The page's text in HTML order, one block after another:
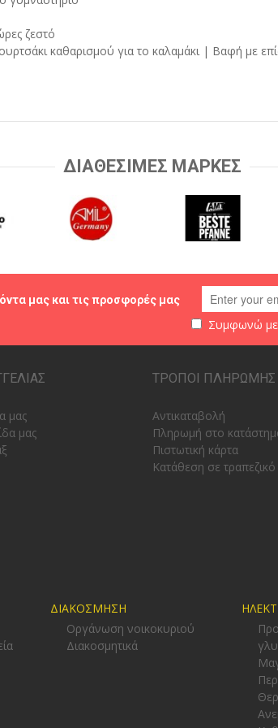
ζεστό
καθαρισμού για το καλαμάκι | Βαφή με
ΔΙΑΘΕΣΙΜΕΣ ΜΑΡΚΕΣ
μας και τις προσφορές μας
Συμφωνώ με
μας
μας
ΤΡΟΠΟΙ ΠΛΗΡΩΜΗΣ
Αντικαταβολή
Πληρωμή στο
Πιστωτική κάρτα
Κατάθεση σε
ΔΙΑΚΟΣΜΗΣΗ
Οργάνωση νοικοκυριού
Διακοσμητικά